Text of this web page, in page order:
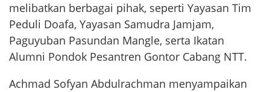
melibatkan berbagai pihak, seperti Yayasan Tim
Peduli Doafa, Yayasan Samudra Jamjam,
Paguyuban Pasundan Mangle, serta Ikatan
Alumni Pondok Pesantren Gontor Cabang NTT.
Achmad Sofyan Abdulrachman menyampaikan